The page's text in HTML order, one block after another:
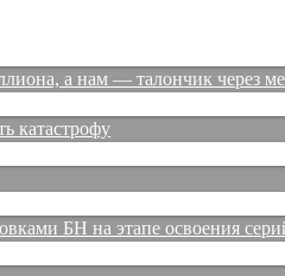
а нам — талончик через
катастрофу
БН на этапе освоения